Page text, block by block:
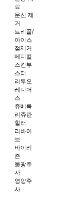
료
문신 제
거
트리플/
아이스
점제거
메디컬
스킨부
스터
리투오
레디어
스
쥬베룩
리쥬란
힐러
리바이
브
바이리
즌
물광주
사
영양주
사